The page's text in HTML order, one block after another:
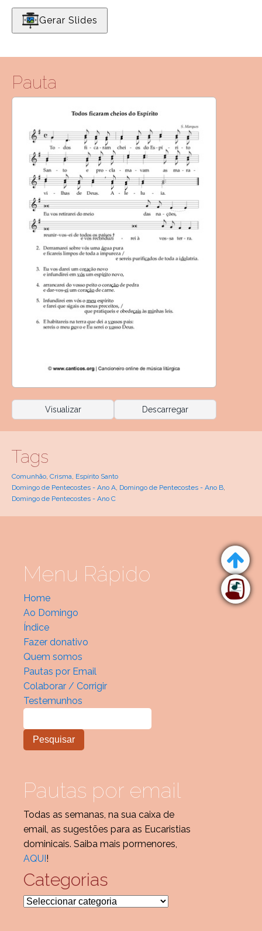
Gerar Slides
Pauta
Visualizar Descarregar
Tags
Comunhão, Crisma, Espírito Santo
Domingo de Pentecostes - Ano A, Domingo de Pentecostes - Ano B,
Domingo de Pentecostes - Ano C
Menu Rápido
Home
Ao Domingo
Índice
Fazer donativo
Quem somos
Pautas por Email
Colaborar / Corrigir
Testemunhos
Pautas por email
Todas as semanas, na sua caixa de
email, as sugestões para as Eucaristias
dominicais. Saiba mais pormenores,
AQUI !
Categorias
Categorias